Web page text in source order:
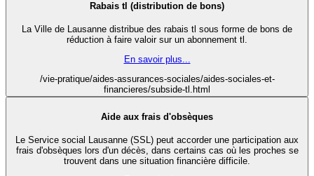
Rabais tl (distribution de bons)
La Ville de Lausanne distribue des rabais tl sous forme de bons de
réduction à faire valoir sur un abonnement tl.
En savoir plus...
/vie-pratique/aides-assurances-sociales/aides-sociales-et-
financieres/subside-tl.html
Aide aux frais d'obsèques
Le Service social Lausanne (SSL) peut accorder une participation aux
frais d'obsèques lors d'un décès, dans certains cas où les proches se
trouvent dans une situation financière difficile.